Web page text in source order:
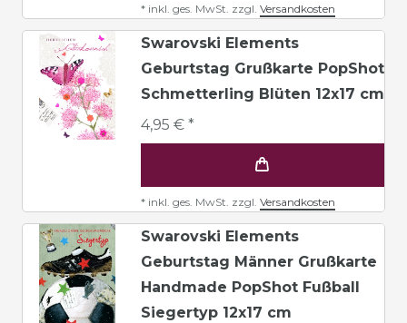
* inkl. ges. MwSt. zzgl. Versandkosten
Swarovski Elements
Geburtstag Grußkarte PopShot
Schmetterling Blüten 12x17 cm
4,95 € *
* inkl. ges. MwSt. zzgl. Versandkosten
Swarovski Elements
Geburtstag Männer Grußkarte
Handmade PopShot Fußball
Siegertyp 12x17 cm